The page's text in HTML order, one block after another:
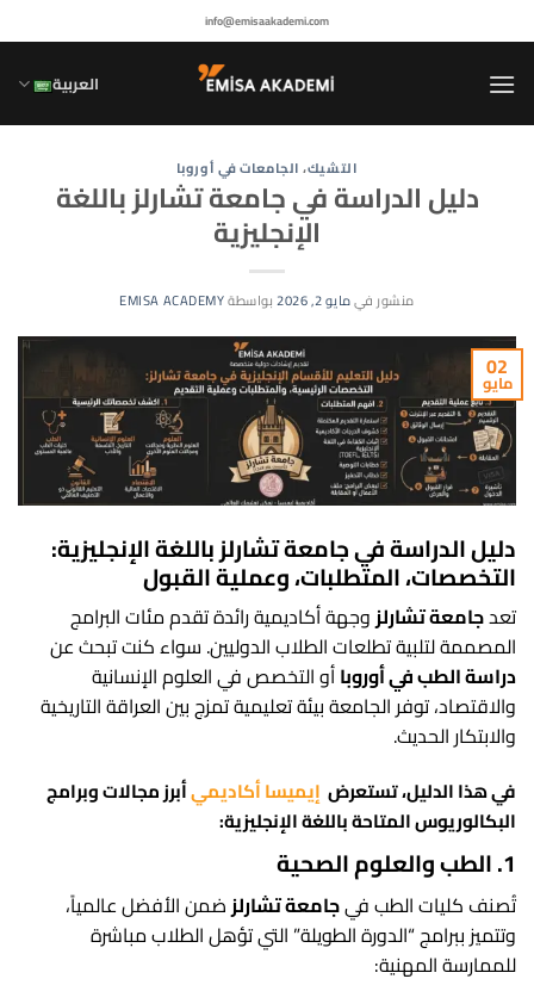
للمحتوى
info@emisaakademi.com
العربية
التشيك،الجامعات في أوروبا
دليل الدراسة في جامعة تشارلز باللغة
الإنجليزية
منشور فيمايو 2, 2026 بواسطةEMISA ACADEMY
02
مايو
دليل الدراسة في جامعة تشارلز باللغة الإنجليزية:
التخصصات، المتطلبات، وعملية القبول
تعدجامعة تشارلزوجهة أكاديمية رائدة تقدم مئات البرامج
المصممة لتلبية تطلعات الطلاب الدوليين. سواء كنت تبحث عن
دراسة الطب في أوروباأو التخصص في العلوم الإنسانية
والاقتصاد، توفر الجامعة بيئة تعليمية تمزج بين العراقة التاريخية
والابتكار الحديث.
في هذا الدليل، تستعرض إيميساأكاديميأبرز مجالات وبرامج
البكالوريوس المتاحة باللغة الإنجليزية:
1. الطب والعلوم الصحية
تُصنف كليات الطب فيجامعة تشارلزضمن الأفضل عالمياً،
وتتميز ببرامج “الدورة الطويلة” التي تؤهل الطلاب مباشرة
للممارسة المهنية: